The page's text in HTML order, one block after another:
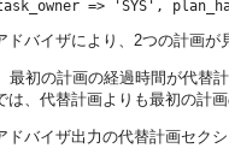
バイザにより、2つの計画
最初の計画の経過時間が代替
は、代替計画よりも最初の計
ドバイザ出力の代替計画セク